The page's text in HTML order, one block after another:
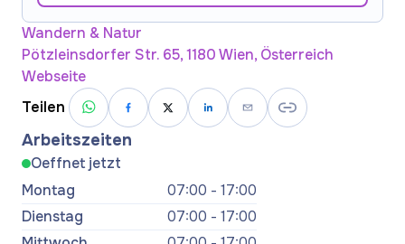
Wandern & Natur
Pötzleinsdorfer Str. 65, 1180 Wien, Österreich
Webseite
Teilen
Arbeitszeiten
Oeffnet jetzt
Montag
07:00 - 17:00
Dienstag
07:00 - 17:00